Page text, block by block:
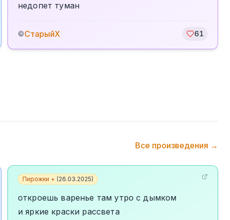
недопет туман
©СтарыйХ 61
Все произведения →
Пирожки + (26.03.2025)
откроешь варенье там утро с дымком
и яркие краски рассвета